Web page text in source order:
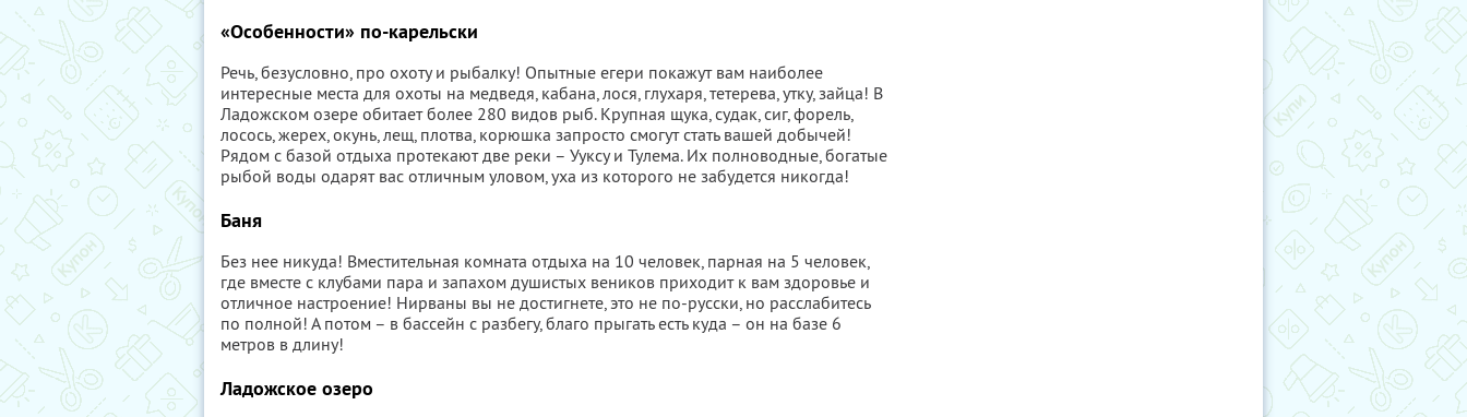
«Особенности» по-карельски
Речь, безусловно, про охоту и рыбалку! Опытные егери покажут вам наиболее
интересные места для охоты на медведя, кабана, лося, глухаря, тетерева, утку, зайца! В
Ладожском озере обитает более 280 видов рыб. Крупная щука, судак, сиг, форель,
лосось, жерех, окунь, лещ, плотва, корюшка запросто смогут стать вашей добычей!
Рядом с базой отдыха протекают две реки – Ууксу и Тулема. Их полноводные, богатые
рыбой воды одарят вас отличным уловом, уха из которого не забудется никогда!
Баня
Без нее никуда! Вместительная комната отдыха на 10 человек, парная на 5 человек,
где вместе с клубами пара и запахом душистых веников приходит к вам здоровье и
отличное настроение! Нирваны вы не достигнете, это не по-русски, но расслабитесь
по полной! А потом – в бассейн с разбегу, благо прыгать есть куда – он на базе 6
метров в длину!
Ладожское озеро